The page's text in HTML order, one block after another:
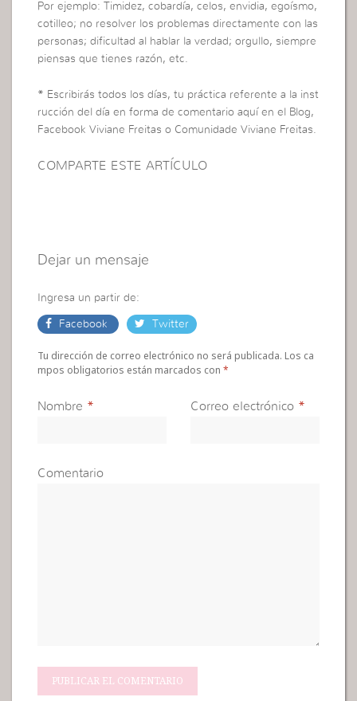
Por ejemplo: Timidez, cobardía, celos, envidia, egoísmo,
cotilleo; no resolver los problemas directamente con las
personas; dificultad al hablar la verdad; orgullo, siempre
piensas que tienes razón, etc.
* Escribirás todos los días, tu práctica referente a la inst
rucción del día en forma de comentario aquí en el Blog,
Facebook Viviane Freitas o Comunidade Viviane Freitas.
COMPARTE ESTE ARTÍCULO
Dejar un mensaje
Ingresa un partir de:
Facebook Twitter
Tu dirección de correo electrónico no será publicada. Los ca
mpos obligatorios están marcados con*
Nombre * Correo electrónico *
Comentario